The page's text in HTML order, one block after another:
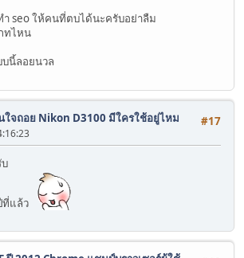
ำ seo ให้คนที่ตบได้นะครับอย่าลืม
ทไหน
นี้ลอยนวล
#17
ใจถอย Nikon D3100 มีใครใช้อยู่ไหม
ที่แล้ว